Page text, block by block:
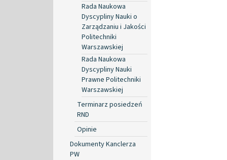
Rada Naukowa
Dyscypliny Nauki o
Zarządzaniu i Jakości
Politechniki
Warszawskiej
Rada Naukowa
Dyscypliny Nauki
Prawne Politechniki
Warszawskiej
Terminarz posiedzeń
RND
Opinie
Dokumenty Kanclerza
PW